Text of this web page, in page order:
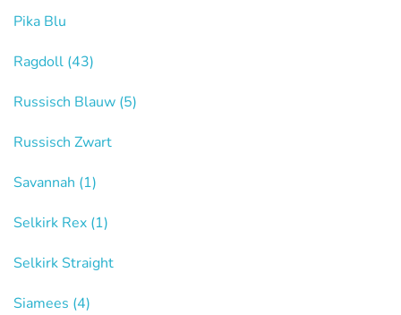
Pika Blu
Ragdoll (43)
Russisch Blauw (5)
Russisch Zwart
Savannah (1)
Selkirk Rex (1)
Selkirk Straight
Siamees (4)